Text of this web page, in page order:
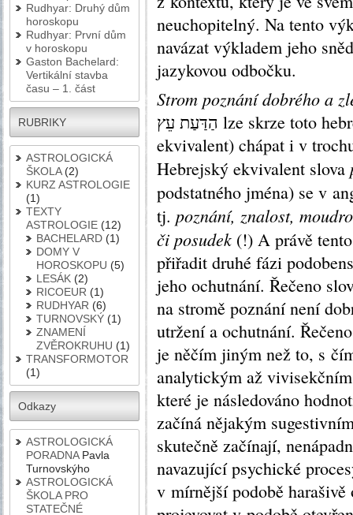
Rudhyar: Druhý dům
horoskopu
Rudhyar: První dům
v horoskopu
Gaston Bachelard:
Vertikální stavba
času – 1. část
RUBRIKY
ASTROLOGICKÁ
ŠKOLA(2)
KURZ ASTROLOGIE
(1)
TEXTY
ASTROLOGIE (12)
BACHELARD (1)
DOMY V
HOROSKOPU (5)
LESÁK (2)
RICOEUR (1)
RUDHYAR (6)
TURNOVSKÝ (1)
ZNAMENÍ
ZVĚROKRUHU (1)
TRANSFORMOTOR
(1)
Odkazy
ASTROLOGICKÁ
PORADNAPavla
Turnovskýho
ASTROLOGICKÁ
ŠKOLA PRO
STATEČNÉ
neuchopitelný. Na tento
navázat výkladem jeho
jazykovou odbočku.
Strom poznání dobrého a
הַדַּעַת עֵץ lze skrze toto hebrejské vyjádření (a jeho anglický
ekvivalent) chápat i v
Hebrejský ekvivalent slova
podstatného jména) se v
tj. poznání, znalost,
či posudek (!) A právě
přiřadit druhé fázi
jeho ochutnání. Řečeno
na stromě poznání není
utržení a ochutnání.
je něčím jiným než to, s
analytickým až
které je následováno
začíná nějakým
skutečně začínají,
navazující psychické
v mírnější podobě